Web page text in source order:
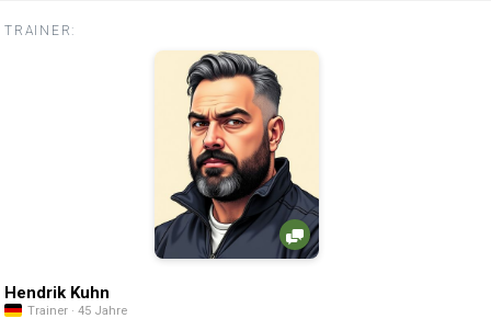
TRAINER:
Hendrik Kuhn
Trainer · 45 Jahre